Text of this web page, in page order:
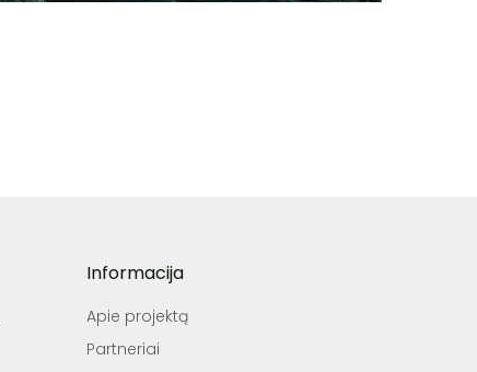
Informacija
Apie projektą
Partneriai